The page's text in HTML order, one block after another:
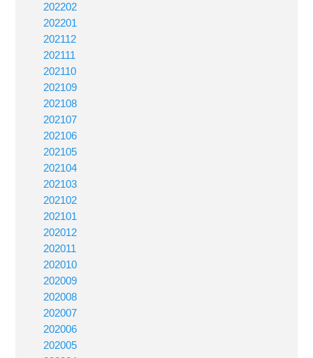
202202
202201
202112
202111
202110
202109
202108
202107
202106
202105
202104
202103
202102
202101
202012
202011
202010
202009
202008
202007
202006
202005